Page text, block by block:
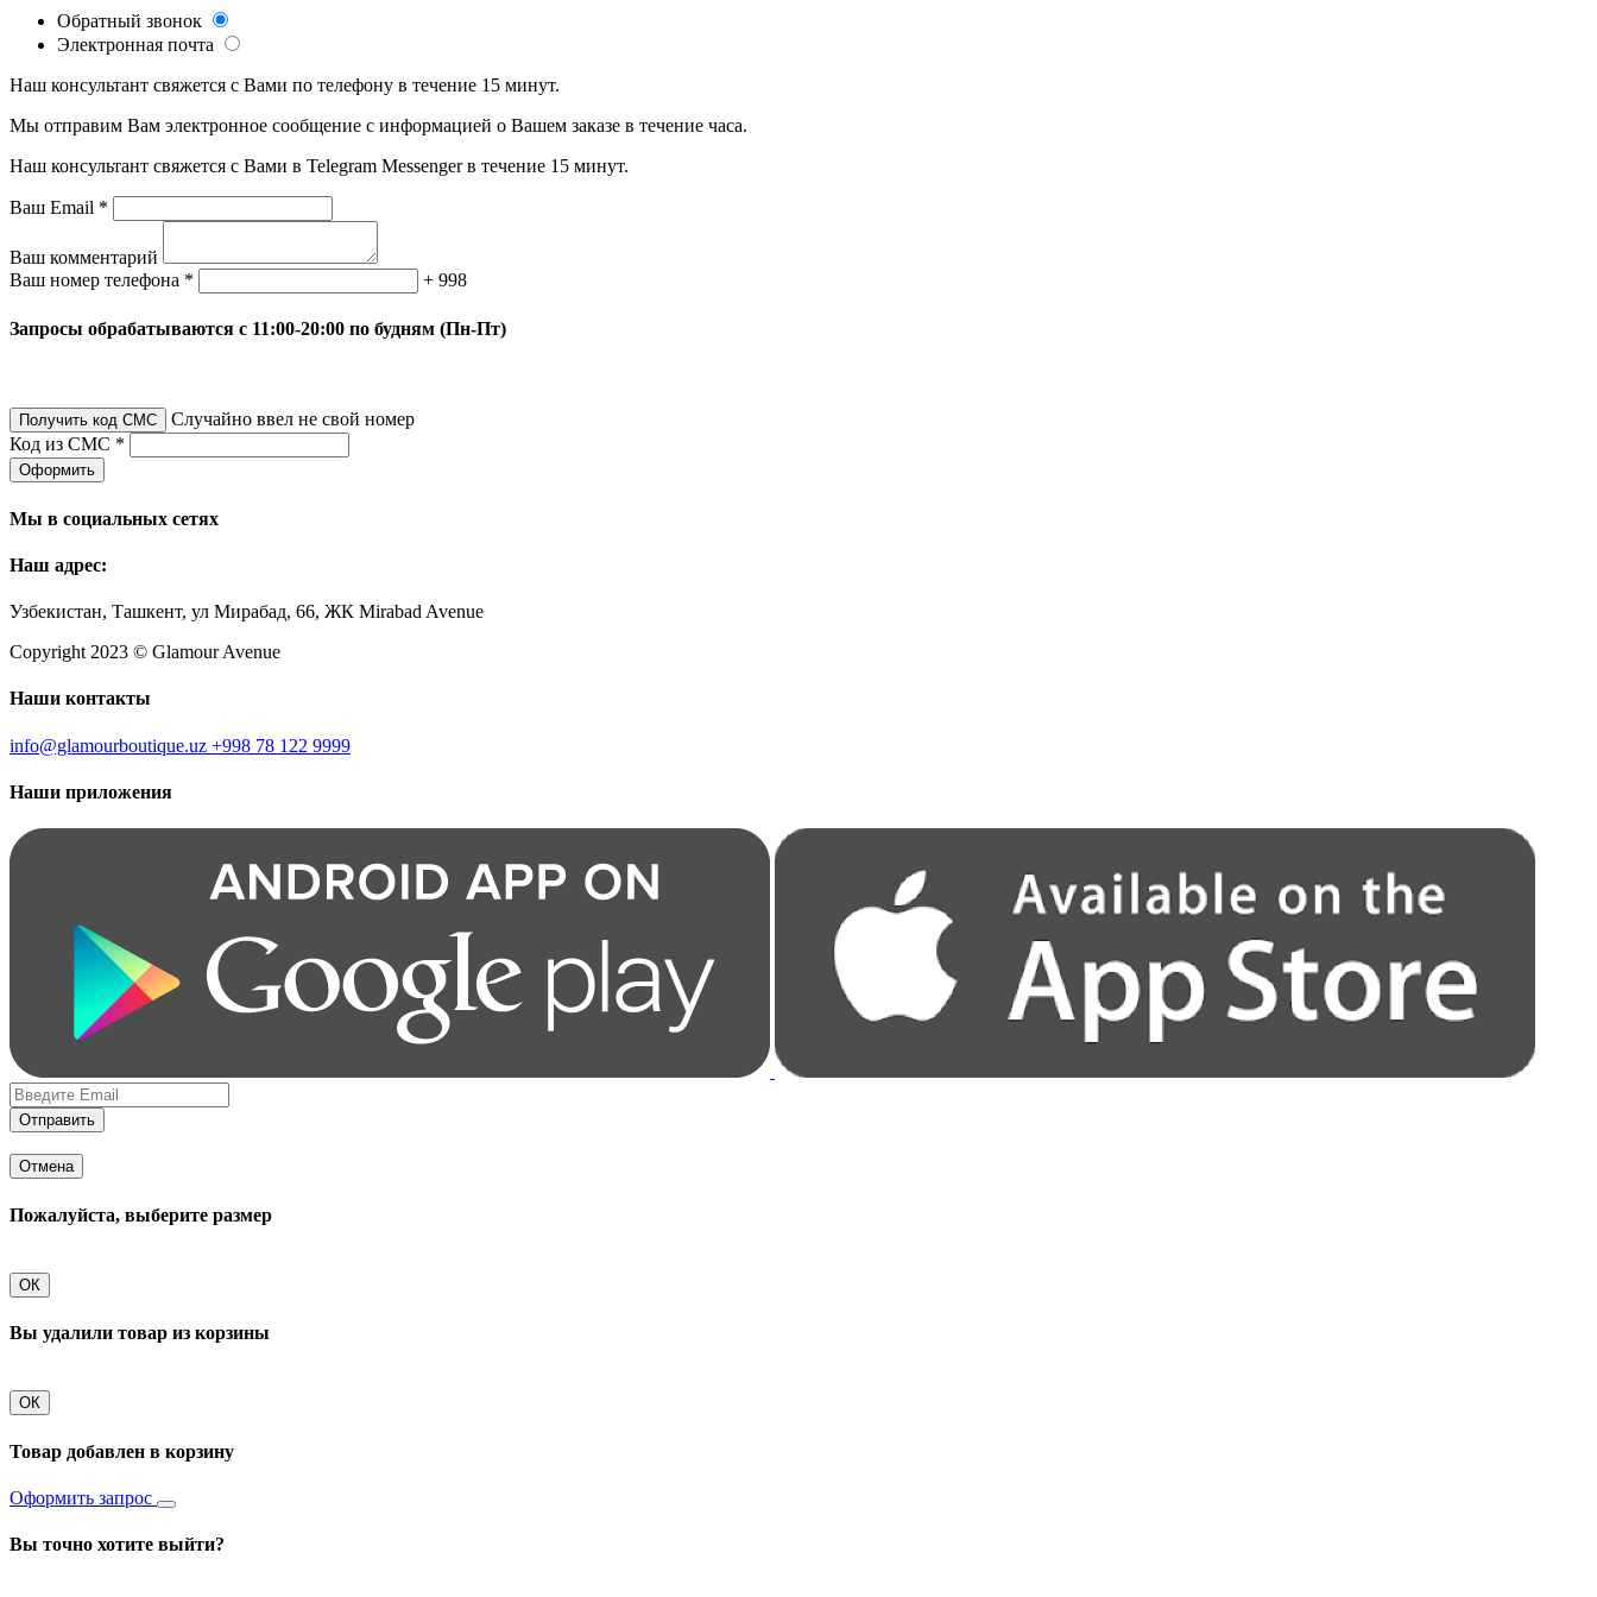
Обратный звонок
Электронная почта
Наш консультант свяжется с Вами по телефону в течение 15 минут.
Мы отправим Вам электронное сообщение с информацией о Вашем заказе в течение часа.
Наш консультант свяжется с Вами в Telegram Messenger в течение 15 минут.
Ваш Email *
Ваш комментарий
Ваш номер телефона *
+ 998
Запросы обрабатываются с 11:00-20:00 по будням (Пн-Пт)
Получить код СМС
Случайно ввел не свой номер
Код из СМС *
Оформить
Мы в социальных сетях
Наш адрес:
Узбекистан, Ташкент, ул Мирабад, 66, ЖК Mirabad Avenue
Copyright 2023 © Glamour Avenue
Наши контакты
info@glamourboutique.uz +998 78 122 9999
Наши приложения
Отправить
Отмена
Пожалуйста, выберите размер
ОК
Вы удалили товар из корзины
ОК
Товар добавлен в корзину
Оформить запрос
Вы точно хотите выйти?